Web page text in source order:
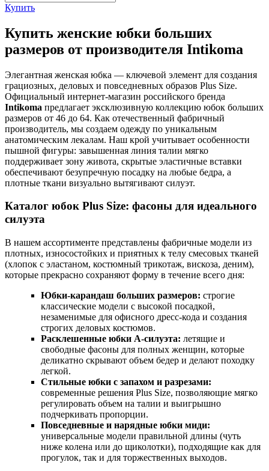
Купить
Купить женские юбки больших
размеров от производителя Intikoma
Элегантная женская юбка — ключевой элемент для создания
грациозных, деловых и повседневных образов Plus Size.
Официальный интернет-магазин российского бренда
Intikoma предлагает эксклюзивную коллекцию юбок больших
размеров от 46 до 64. Как отечественный фабричный
производитель, мы создаем одежду по уникальным
анатомическим лекалам. Наш крой учитывает особенности
пышной фигуры: завышенная линия талии мягко
поддерживает зону живота, скрытые эластичные вставки
обеспечивают безупречную посадку на любые бедра, а
плотные ткани визуально вытягивают силуэт.
Каталог юбок Plus Size: фасоны для идеального
силуэта
В нашем ассортименте представлены фабричные модели из
плотных, износостойких и приятных к телу смесовых тканей
(хлопок с эластаном, костюмный трикотаж, вискоза, деним),
которые прекрасно сохраняют форму в течение всего дня:
Юбки-карандаш больших размеров: строгие
классические модели с высокой посадкой,
незаменимые для офисного дресс-кода и создания
строгих деловых костюмов.
Расклешенные юбки А-силуэта: летящие и
свободные фасоны для полных женщин, которые
деликатно скрывают объем бедер и делают походку
легкой.
Стильные юбки с запахом и разрезами:
современные решения Plus Size, позволяющие мягко
регулировать объем на талии и выигрышно
подчеркивать пропорции.
Повседневные и нарядные юбки миди:
универсальные модели правильной длины (чуть
ниже колена или до щиколотки), подходящие как для
прогулок, так и для торжественных выходов.